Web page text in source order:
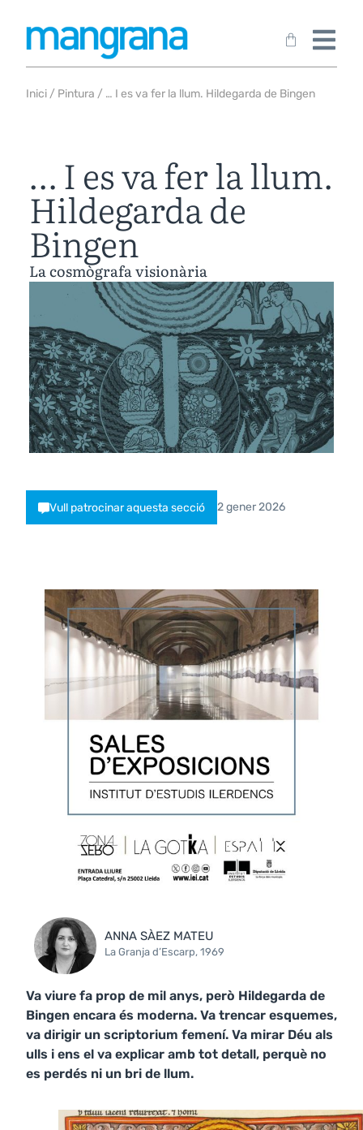
Inici / Pintura / … I es va fer la llum. Hildegarda de Bingen
… I es va fer la llum.
Hildegarda de
Bingen
La cosmògrafa visionària
Vull patrocinar aquesta secció 2 gener 2026
ANNA SÀEZ MATEU
La Granja d’Escarp, 1969
Va viure fa prop de mil anys, però Hildegarda de
Bingen encara és moderna. Va trencar esquemes,
va dirigir un scriptorium femení. Va mirar Déu als
ulls i ens el va explicar amb tot detall, perquè no
es perdés ni un bri de llum.